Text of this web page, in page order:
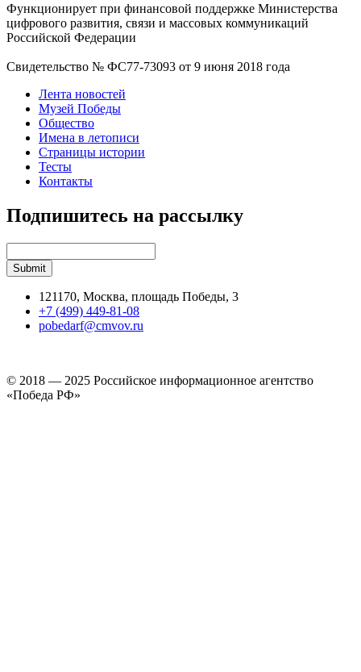
Функционирует при финансовой поддержке Министерства
цифрового развития, связи и массовых коммуникаций
Российской Федерации
Свидетельство № ФС77-73093 от 9 июня 2018 года
Лента новостей
Музей Победы
Общество
Имена в летописи
Страницы истории
Тесты
Контакты
Подпишитесь на рассылку
121170, Москва, площадь Победы, 3
+7 (499) 449-81-08
pobedarf@cmvov.ru
© 2018 — 2025 Российское информационное агентство
«Победа РФ»